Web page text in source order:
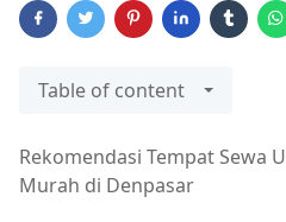
Table of content
Rekomendasi Tempat Sewa
Murah di Denpasar